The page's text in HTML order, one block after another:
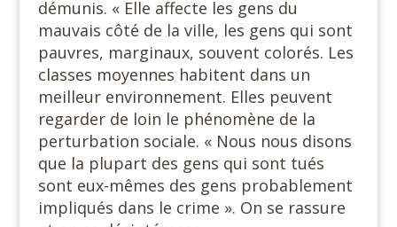
démunis. « Elle affecte les gens du
mauvais côté de la ville, les gens qui sont
pauvres, marginaux, souvent colorés. Les
classes moyennes habitent dans un
meilleur environnement. Elles peuvent
regarder de loin le phénomène de la
perturbation sociale. « Nous nous disons
que la plupart des gens qui sont tués
sont eux-mêmes des gens probablement
impliqués dans le crime ». On se rassure